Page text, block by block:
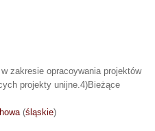
zakresie opracoywania projektów
projekty unijne.4)Bieżące
(śląskie)